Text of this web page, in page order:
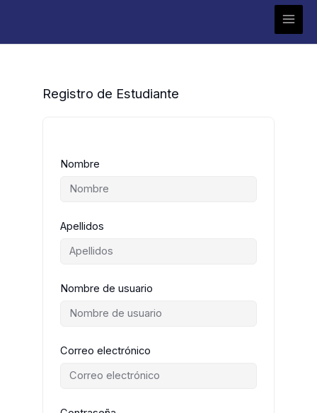
Registro de Estudiante
Nombre
Apellidos
Nombre de usuario
Correo electrónico